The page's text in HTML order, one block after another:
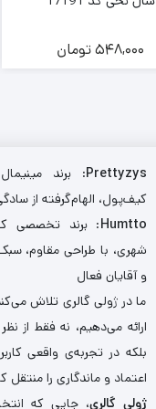
548,000تومان
Prettyzys: برند
کیف‌پول، الهام‌گرفته از
Humtto: برند تخصصی
شهری، با طراحی مقاوم،
و آقایان فعال
ما در ژولی گالری تلاش
ارائه می‌دهیم، نه فقط از
بلکه در تجربه‌ی واقعی
اعتماد و ماندگاری را منتقل
ژولی گالری، جایی که